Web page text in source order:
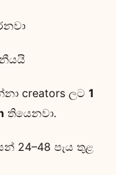
creators ලට 1
තියෙනවා.
24–48 පැය තුළ